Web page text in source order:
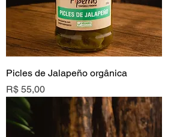
Picles de Jalapeño orgânica
Preço
R$ 55,00